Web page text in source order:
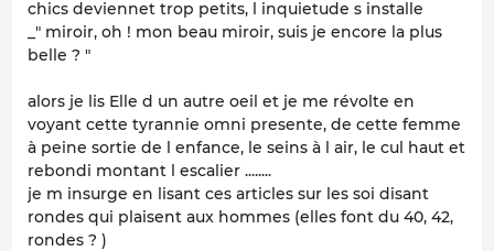
chics deviennet trop petits, l inquietude s installe
_" miroir, oh ! mon beau miroir, suis je encore la plus
belle ? "
alors je lis Elle d un autre oeil et je me révolte en
voyant cette tyrannie omni presente, de cette femme
à peine sortie de l enfance, le seins à l air, le cul haut et
rebondi montant l escalier ........
je m insurge en lisant ces articles sur les soi disant
rondes qui plaisent aux hommes (elles font du 40, 42,
rondes ? )